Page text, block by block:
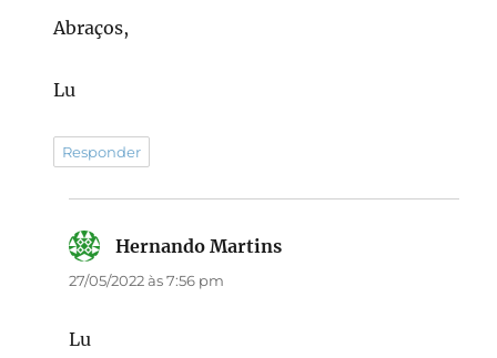
Abraços,
Lu
Responder
Hernando Martins
27/05/2022 às 7:56 pm
Lu